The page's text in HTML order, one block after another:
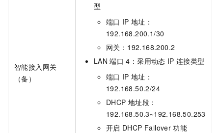
智能接入网关
（备）
型
端口 IP 地址：
192.168.200.1/30
网关：192.168.200.2
LAN 端口 4：采用动态 IP 连接类型
端口 IP 地址：
192.168.50.2/24
DHCP 地址段：
192.168.50.3~192.168.50.253
开启 DHCP Failover 功能